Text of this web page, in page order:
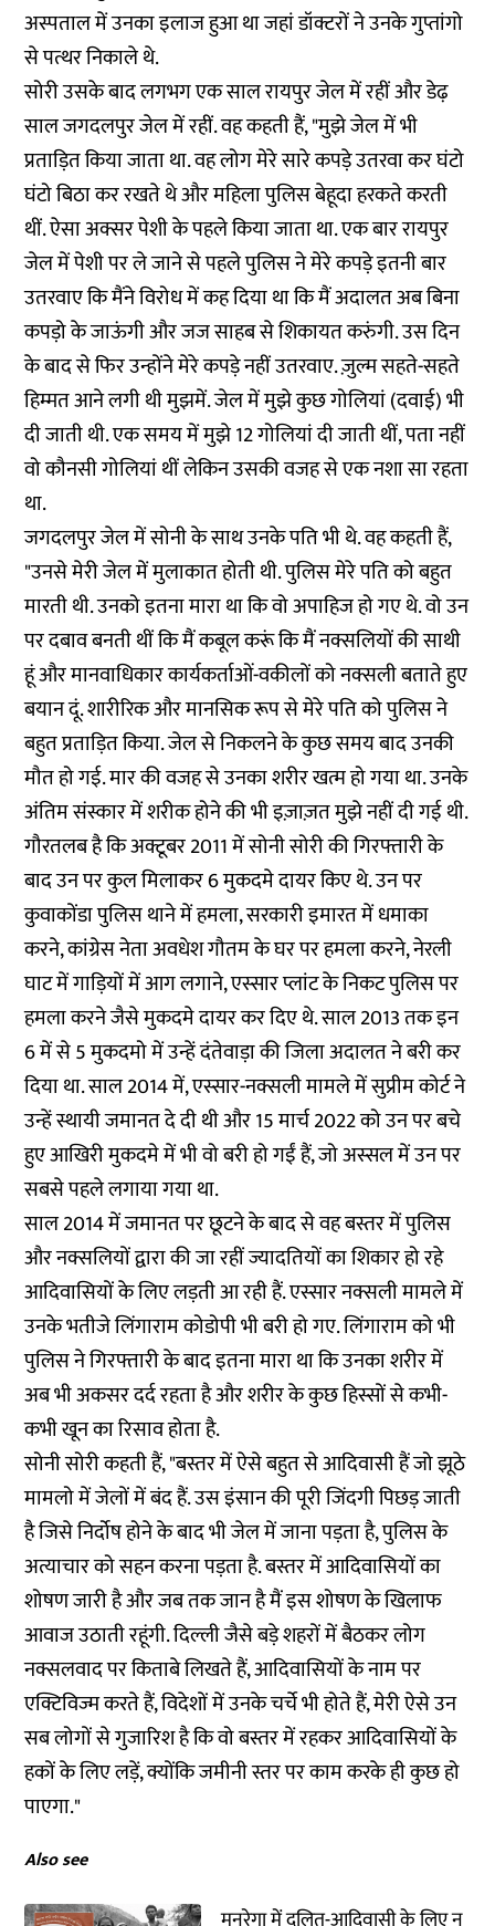
अस्पताल में उनका इलाज हुआ था जहां डॉक्टरों ने उनके गुप्तांगो
से पत्थर निकाले थे.
सोरी उसके बाद लगभग एक साल रायपुर जेल में रहीं और डेढ़
साल जगदलपुर जेल में रहीं. वह कहती हैं, "मुझे जेल में भी
प्रताड़ित किया जाता था. वह लोग मेरे सारे कपड़े उतरवा कर घंटो
घंटो बिठा कर रखते थे और महिला पुलिस बेहूदा हरकते करती
थीं. ऐसा अक्सर पेशी के पहले किया जाता था. एक बार रायपुर
जेल में पेशी पर ले जाने से पहले पुलिस ने मेरे कपड़े इतनी बार
उतरवाए कि मैंने विरोध में कह दिया था कि मैं अदालत अब बिना
कपड़ो के जाऊंगी और जज साहब से शिकायत करुंगी. उस दिन
के बाद से फिर उन्होंने मेरे कपड़े नहीं उतरवाए. ज़ुल्म सहते-सहते
हिम्मत आने लगी थी मुझमें. जेल में मुझे कुछ गोलियां (दवाई) भी
दी जाती थी. एक समय में मुझे 12 गोलियां दी जाती थीं, पता नहीं
वो कौनसी गोलियां थीं लेकिन उसकी वजह से एक नशा सा रहता
था.
जगदलपुर जेल में सोनी के साथ उनके पति भी थे. वह कहती हैं,
"उनसे मेरी जेल में मुलाकात होती थी. पुलिस मेरे पति को बहुत
मारती थी. उनको इतना मारा था कि वो अपाहिज हो गए थे. वो उन
पर दबाव बनती थीं कि मैं कबूल करूं कि मैं नक्सलियों की साथी
हूं और मानवाधिकार कार्यकर्ताओं-वकीलों को नक्सली बताते हुए
बयान दूं. शारीरिक और मानसिक रूप से मेरे पति को पुलिस ने
बहुत प्रताड़ित किया. जेल से निकलने के कुछ समय बाद उनकी
मौत हो गई. मार की वजह से उनका शरीर खत्म हो गया था. उनके
अंतिम संस्कार में शरीक होने की भी इज़ाज़त मुझे नहीं दी गई थी.
गौरतलब है कि अक्टूबर 2011 में सोनी सोरी की गिरफ्तारी के
बाद उन पर कुल मिलाकर 6 मुकदमे दायर किए थे. उन पर
कुवाकोंडा पुलिस थाने में हमला, सरकारी इमारत में धमाका
करने, कांग्रेस नेता अवधेश गौतम के घर पर हमला करने, नेरली
घाट में गाड़ियों में आग लगाने, एस्सार प्लांट के निकट पुलिस पर
हमला करने जैसे मुकदमे दायर कर दिए थे. साल 2013 तक इन
6 में से 5 मुकदमो में उन्हें दंतेवाड़ा की जिला अदालत ने बरी कर
दिया था. साल 2014 में, एस्सार-नक्सली मामले में सुप्रीम कोर्ट ने
उन्हें स्थायी जमानत दे दी थी और 15 मार्च 2022 को उन पर बचे
हुए आखिरी मुकदमे में भी वो बरी हो गईं हैं, जो अस्सल में उन पर
सबसे पहले लगाया गया था.
साल 2014 में जमानत पर छूटने के बाद से वह बस्तर में पुलिस
और नक्सलियों द्वारा की जा रहीं ज्यादतियों का शिकार हो रहे
आदिवासियों के लिए लड़ती आ रही हैं. एस्सार नक्सली मामले में
उनके भतीजे लिंगाराम कोडोपी भी बरी हो गए. लिंगाराम को भी
पुलिस ने गिरफ्तारी के बाद इतना मारा था कि उनका शरीर में
अब भी अकसर दर्द रहता है और शरीर के कुछ हिस्सों से कभी-
कभी खून का रिसाव होता है.
सोनी सोरी कहती हैं, "बस्तर में ऐसे बहुत से आदिवासी हैं जो झूठे
मामलो में जेलों में बंद हैं. उस इंसान की पूरी जिंदगी पिछड़ जाती
है जिसे निर्दोष होने के बाद भी जेल में जाना पड़ता है, पुलिस के
अत्याचार को सहन करना पड़ता है. बस्तर में आदिवासियों का
शोषण जारी है और जब तक जान है मैं इस शोषण के खिलाफ
आवाज उठाती रहूंगी. दिल्ली जैसे बड़े शहरों में बैठकर लोग
नक्सलवाद पर किताबे लिखते हैं, आदिवासियों के नाम पर
एक्टिविज्म करते हैं, विदेशों में उनके चर्चे भी होते हैं, मेरी ऐसे उन
सब लोगों से गुजारिश है कि वो बस्तर में रहकर आदिवासियों के
हकों के लिए लड़ें, क्योंकि जमीनी स्तर पर काम करके ही कुछ हो
पाएगा."
Also see